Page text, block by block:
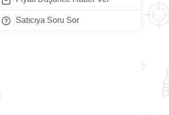
Satıcıya Soru Sor